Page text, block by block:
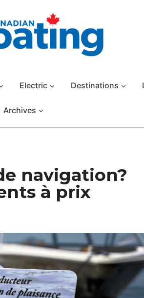
Electric Destinations
Archives
navigation?
à prix